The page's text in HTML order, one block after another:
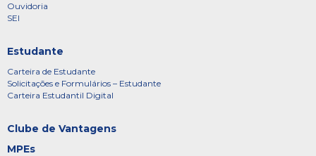
Ouvidoria
SEI
Estudante
Carteira de Estudante
Solicitações e Formulários – Estudante
Carteira Estudantil Digital
Clube de Vantagens
MPEs